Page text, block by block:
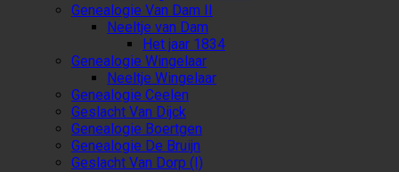
Genealogie Van Dam II
Neeltje van Dam
Het jaar 1834
Genealogie Wingelaar
Neeltje Wingelaar
Genealogie Ceelen
Geslacht Van Dijck
Genealogie Boertgen
Genealogie De Bruijn
Geslacht Van Dorp (I)